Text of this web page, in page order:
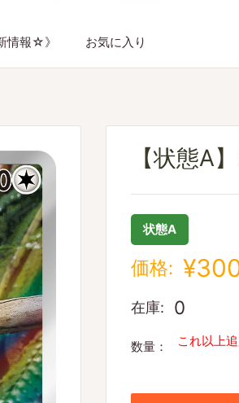
情報☆》 お気に入り
【状態A
状態A
価格:
在庫: 0
数量： これ以上